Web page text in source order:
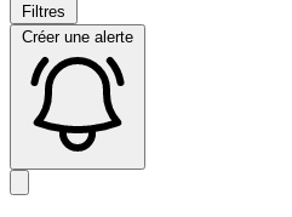
Filtres
Créer une alerte